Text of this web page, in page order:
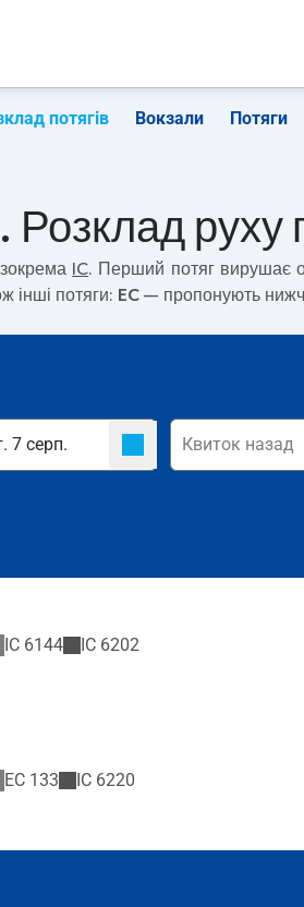
потягів Вокзали Потяги
руху
IC. Перший потяг вирушає
інші потяги: EC— пропонують
IC 6144 IC 6202
EC 133 IC 6220